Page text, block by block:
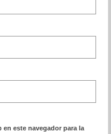
este navegador para la